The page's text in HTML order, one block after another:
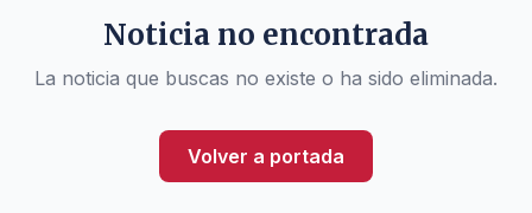
Noticia no encontrada
La noticia que buscas no existe o ha sido eliminada.
Volver a portada